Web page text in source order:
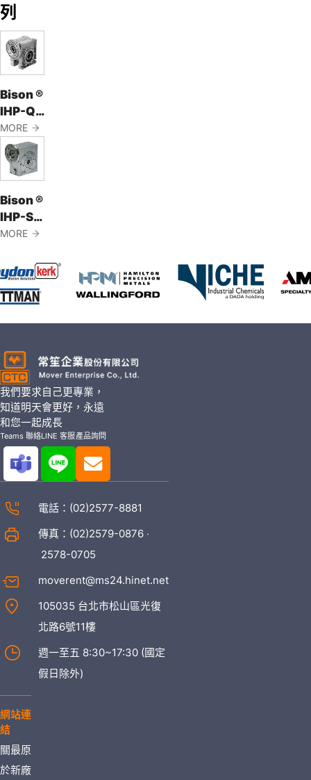
列
Bison ®
IHP-Q
系列直
角齒輪
減速機
MORE
Bison ®
IHP-S
系列直
減速機
MORE
我們要求自己更專業，
知道明天會更好，永遠
和您一起成長
Teams 聯絡LINE 客服產品詢問
電話： (02)2577-8881
傳真：(02)2579-0876 ‧
2578-0705
moverent@ms24.hinet.net
105035 台北市松山區光復
北路6號11樓
週一至五 8:30~17:30 (國定
假日除外)
網站連
結
關
於
最
新
原
廠